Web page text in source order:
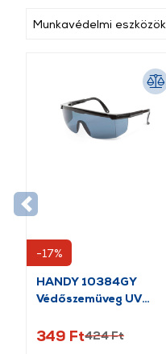
Munkavédelmi eszközök
-17%
HANDY 10384GY
Védőszemüveg UV
349 Ft424 Ft